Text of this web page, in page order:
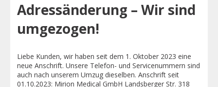
Adressänderung – Wir sind
umgezogen!
Liebe Kunden, wir haben seit dem 1. Oktober 2023 eine
neue Anschrift. Unsere Telefon- und Servicenummern sind
auch nach unserem Umzug dieselben. Anschrift seit
01.10.2023: Mirion Medical GmbH Landsberger Str. 318